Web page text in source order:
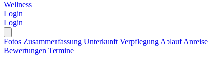
Wellness
Login
Login
Fotos Zusammenfassung Unterkunft Verpflegung AblaufAnreise
Bewertungen Termine